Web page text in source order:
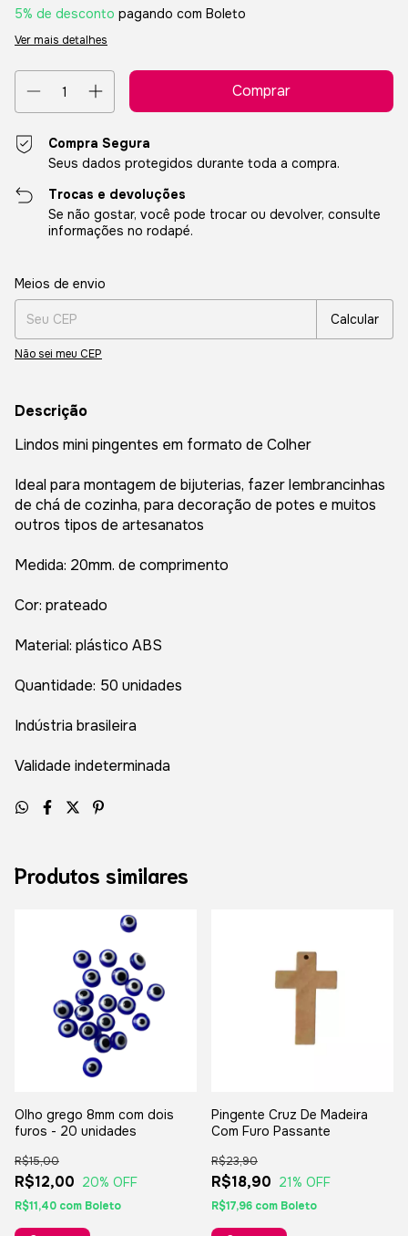
5% de desconto pagando com Boleto
Ver mais detalhes
Compra Segura
Seus dados protegidos durante toda a compra.
Trocas e devoluções
Se não gostar, você pode trocar ou devolver, consulte
informações no rodapé.
Entregas para o CEP:
Meios de envio
Calcular
Não sei meu CEP
Descrição
Lindos mini pingentes em formato de Colher
Ideal para montagem de bijuterias, fazer lembrancinhas
de chá de cozinha, para decoração de potes e muitos
outros tipos de artesanatos
Medida: 20mm. de comprimento
Cor: prateado
Material: plástico ABS
Quantidade: 50 unidades
Indústria brasileira
Validade indeterminada
Produtos similares
Olho grego 8mm com dois
furos - 20 unidades
R$12,00
R$15,00
20% OFF
R$11,40 com Boleto
Pingente Cruz De Madeira
Com Furo Passante
R$18,90
R$23,90
21% OFF
R$17,96 com Boleto